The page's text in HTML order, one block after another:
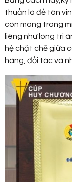
thuần là để tôn
còn mang trong
liêng như lòng tri
hệ chặt chẽ giữa
hàng, đối tác và